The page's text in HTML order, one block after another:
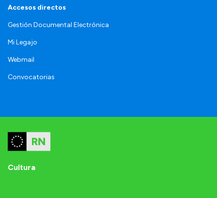
Accesos directos
Gestión Documental Electrónica
Mi Legajo
Webmail
Convocatorias
Cultura